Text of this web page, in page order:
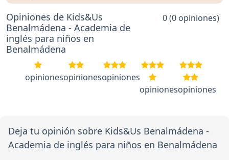
Opiniones de Kids&Us
Benalmádena - Academia de
inglés para niños en
Benalmádena
0 (0 opiniones)
opinionesopinionesopiniones
opinionesopiniones
Deja tu opinión sobre Kids&Us Benalmádena -
Academia de inglés para niños en Benalmádena